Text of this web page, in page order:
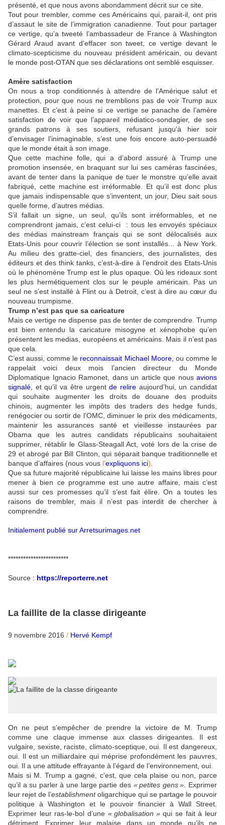
présenté, et que nous avons abondamment décrit sur ce site.
Tout pour trembler, comme ces Américains qui, parait-il, ont pris
d’assaut le site de l’immigration canadienne. Tout pour partager
ce vertige, qu’a tweeté l’ambassadeur de France à Washington
Gérard Araud avant d’effacer son tweet, ce vertige devant le
climato-scepticisme du nouveau président américain, ou devant
le monde post-OTAN que ses déclarations ont semblé esquisser.
Amère satisfaction
On nous a trop conditionnés à attendre de l’Amérique salut et
protection, pour que nous ne tremblions pas de voir Trump aux
manettes. Et c’est à peine si ce vertige se panache de l’amère
satisfaction de voir que l’appareil médiatico-sondagier, de ses
grands patrons à ses soutiers, refusant jusqu’à hier soir
d’envisager l’inimaginable, s’est une fois encore auto-persuadé
que le monde était à son image.
Que cette machine folle, qui a d’abord assuré à Trump une
promotion insensée, en braquant sur lui ses caméras fascinées,
avant de tenter dans la panique de tuer le monstre qu’elle avait
fabriqué, cette machine est irréformable. Et qu’il est donc plus
que jamais indispensable que s’inventent, un jour, Dieu sait sous
quelle forme, d’autres médias.
S’il fallait un signe, un seul, qu’ils sont irréformables, et ne
comprendront jamais, c’est celui-ci : tous les envoyés spéciaux
des médias mainstream français qui se sont délocalisés aux
Etats-Unis pour couvrir l’élection se sont installés... à New York.
Au milieu des gratte-ciel, des financiers, des journalistes, des
éditeurs et des think tanks, c’est-à-dire à l’endroit des Etats-Unis
où le phénomène Trump est le plus opaque. Où les rideaux sont
les plus hermétiquement clos sur le peuple américain. Pas un
seul ne s’est installé à Flint ou à Detroit, c’est à dire au cœur du
nouveau trumpisme.
Trump n’est pas que sa caricature
Mais ce vertige ne dispense pas de tenter de comprendre. Trump
est bien entendu la caricature misogyne et xénophobe qu’en
présentent les medias, européens et américains. Mais il n’est pas
que cela.
C’est aussi, comme le reconnaissait Michael Moore, ou comme le
rappelait voici deux mois l’ancien directeur du Monde
Diplomatique Ignacio Ramonet, dans un article que nous avions
signalé
et qu’il va être urgentde relireaujourd’hui, un candidat
qui souhaite augmenter les droits de douane des produits
chinois, augmenter les impôts des traders des hedge funds,
renégocier ou sortir de l’OMC, diminuer le prix des médicaments,
maintenir les assurances santé et vieillesse instaurées par
Obama que les autres candidats républicains souhaitaient
supprimer, rétablir le Glass-Steagall Act, voté lors de la crise de
29 et abrogé par Bill Clinton, qui séparait banque traditionnelle et
banque d’affaires (nous vous l’expliquons ici)
Que sa future majorité républicaine lui laisse les mains libres pour
mener à bien ce programme est une autre affaire, mais c’est
aussi sur ces promesses qu’il s’est fait élire. On a toutes les
raisons de trembler, mais il n’est pas interdit de chercher à
comprendre.
Initialement publié sur Arretsurimages.net
************************
Source : https://reporterre.net
La faillite de la classe dirigeante
9 novembre 2016 / Hervé Kempf
On ne peut s’empêcher de prendre la victoire de M. Trump
comme une claque immense aux classes dirigeantes. Il est
vulgaire, sexiste, raciste, climato-sceptique, oui. Il est dangereux,
oui. Il est un milliardaire qui méprise profondément les pauvres,
oui. Il a une attitude effrayante à l’égard de l’environnement, oui.
Mais si M. Trump a gagné, c’est, que cela plaise ou non, parce
qu’il a su parler à une large partie des « petites gens » . Exprimer
leur rejet de l’establishmentoligarchique qui se partage le pouvoir
politique à Washington et le pouvoir financier à Wall Street.
Exprimer leur ras-le-bol d’une « globalisation »qui se fait à leur
détriment. Exprimer leur malaise dans un monde qu’ils ne